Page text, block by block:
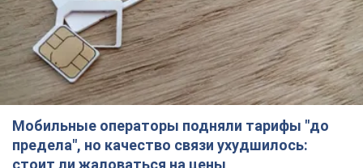
Мобильные операторы подняли тарифы "до
предела", но качество связи ухудшилось:
стоит ли жаловаться на цены